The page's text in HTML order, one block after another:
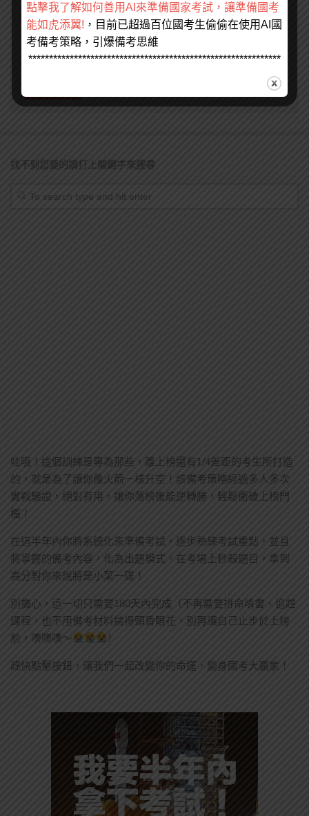
在瀏覽器中儲存顯示名稱、電子郵件地址及個人網站網址，以
供下次發佈留言時使用。
找不到您要的請打上關鍵字來搜尋
哇哦！這個訓練是專為那些，離上榜還有1/4差距的考生所打造
的，就是為了讓你像火箭一樣升空！該備考策略經過多人多次
實戰驗證，絕對有用，讓你落榜後能逆轉勝，輕鬆衝破上榜門
檻！
在這半年內你將系統化來準備考試，逐步熟練考試重點，並且
將掌握的備考內容，化為出題模式，在考場上秒殺題目，拿到
高分對你來說將是小菜一碟！
別擔心，這一切只需要180天內完成（不再需要拼命啃書、追趕
課程，也不用備考材料搞得頭昏眼花，別再讓自己止步於上榜
前，噢噢噢～
）
趕快點擊按鈕，讓我們一起改變你的命運，變身國考大贏家！
點擊我了解如何善用AI來準備國家考試，讓準備國考
能如虎添翼! ，目前已超過百位國考生偷偷在使用AI國
考備考策略，引爆備考思維
*************************************************************